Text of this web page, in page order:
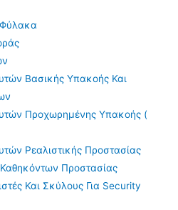
Βασικής Υπακοής Και
Προχωρημένης Υπακοής (
Ρεαλιστικής Προστασίας
Προστασίας
Και Σκύλους Για Security